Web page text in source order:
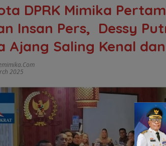
DPRK Mimika
Insan Pers, Dessy
Ajang Saling Kenal
2025